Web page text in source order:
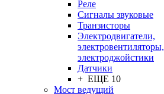
Реле
Сигналы звуковые
Транзисторы
Электродвигатели,
электровентиляторы,
электроджойстики
Датчики
+ ЕЩЕ 10
Мост ведущий